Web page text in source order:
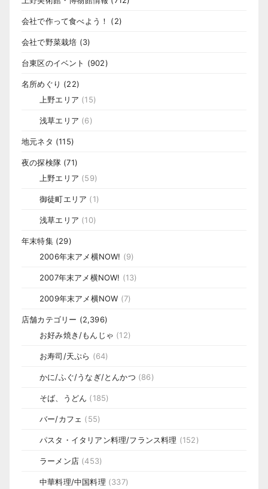
会社で作って食べよう！ (2)
会社で野菜栽培 (3)
台東区のイベント (902)
名所めぐり (22)
上野エリア (15)
浅草エリア (6)
地元ネタ (115)
夜の探検隊 (71)
上野エリア (59)
御徒町エリア (1)
浅草エリア (10)
年末特集(29)
2006年末アメ横NOW! (9)
2007年末アメ横NOW! (13)
2009年末アメ横NOW (7)
店舗カテゴリー (2,396)
お好み焼き/もんじゃ (12)
お寿司/天ぷら (64)
かに/ふぐ/うなぎ/とんかつ (86)
そば、うどん (185)
バー/カフェ (55)
パスタ・イタリアン料理/フランス料理 (152)
ラーメン店 (453)
中華料理/中国料理 (337)